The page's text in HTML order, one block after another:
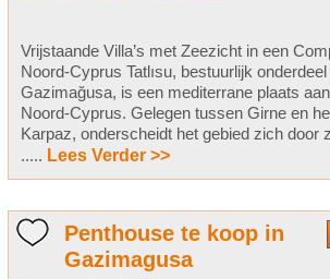
Vrijstaande Villa’s met Zeezicht in een
Noord-Cyprus Tatlısu, bestuurlijk
Gazimağusa, is een mediterrane plaats
Noord-Cyprus. Gelegen tussen Girne en
Karpaz, onderscheidt het gebied zich door
..... Lees Verder >>
Penthouse te koop in
Gazimagusa